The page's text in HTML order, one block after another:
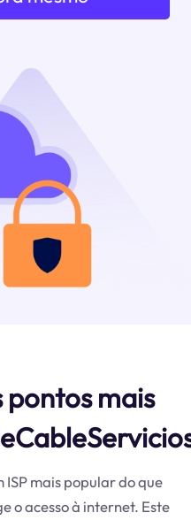
pontos mais
mais popular do que
o acesso à internet. Este